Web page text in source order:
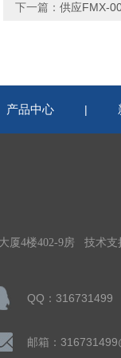
下一篇： 供应FMX-
产品中心 |
厦4楼402-9房 技术支
QQ：316731499
邮箱：